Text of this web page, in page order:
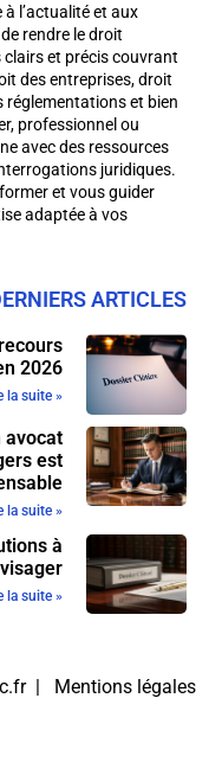
l’actualité et aux
rendre le droit
et précis couvrant
des entreprises, droit
réglementations et bien
professionnel ou
avec des ressources
juridiques.
et vous guider
adaptée à vos
ARTICLES
2026
la suite »
avocat
est
la suite »
à
la suite »
| Mentions légales